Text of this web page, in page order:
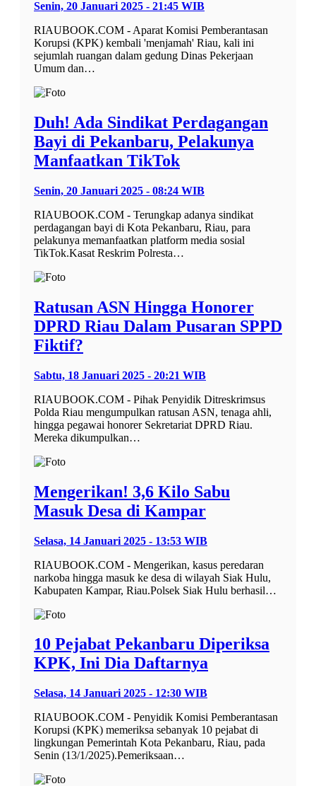
Senin, 20 Januari 2025 - 21:45 WIB
RIAUBOOK.COM - Aparat Komisi Pemberantasan
Korupsi (KPK) kembali 'menjamah' Riau, kali ini
sejumlah ruangan dalam gedung Dinas Pekerjaan
Umum dan…
Duh! Ada Sindikat Perdagangan
Bayi di Pekanbaru, Pelakunya
Manfaatkan TikTok
Senin, 20 Januari 2025 - 08:24 WIB
RIAUBOOK.COM - Terungkap adanya sindikat
perdagangan bayi di Kota Pekanbaru, Riau, para
pelakunya memanfaatkan platform media sosial
TikTok.Kasat Reskrim Polresta…
Ratusan ASN Hingga Honorer
DPRD Riau Dalam Pusaran SPPD
Fiktif?
Sabtu, 18 Januari 2025 - 20:21 WIB
RIAUBOOK.COM - Pihak Penyidik Ditreskrimsus
Polda Riau mengumpulkan ratusan ASN, tenaga ahli,
hingga pegawai honorer Sekretariat DPRD Riau.
Mereka dikumpulkan…
Mengerikan! 3,6 Kilo Sabu
Masuk Desa di Kampar
Selasa, 14 Januari 2025 - 13:53 WIB
RIAUBOOK.COM - Mengerikan, kasus peredaran
narkoba hingga masuk ke desa di wilayah Siak Hulu,
Kabupaten Kampar, Riau.Polsek Siak Hulu berhasil…
10 Pejabat Pekanbaru Diperiksa
KPK, Ini Dia Daftarnya
Selasa, 14 Januari 2025 - 12:30 WIB
RIAUBOOK.COM - Penyidik Komisi Pemberantasan
Korupsi (KPK) memeriksa sebanyak 10 pejabat di
lingkungan Pemerintah Kota Pekanbaru, Riau, pada
Senin (13/1/2025).Pemeriksaan…